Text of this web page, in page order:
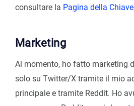
consultare la Pagina della Chiave
Marketing
Al momento, ho fatto marketing
solo su Twitter/X tramite il mio
principale e tramite Reddit. Ho